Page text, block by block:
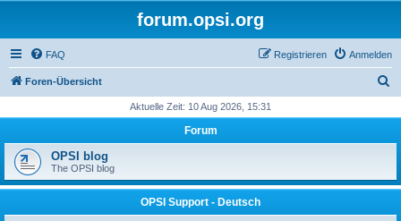
forum.opsi.org
FAQ Anmelden
Registrieren
Foren-Übersicht
h
Aktuelle Zeit: 10 Aug 2026, 15:31
Forum
OPSI blog
The OPSI blog
OPSI Support - Deutsch